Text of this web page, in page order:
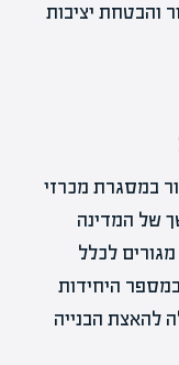
והבטחת יציבות
2,500 יחידות דיור במסגרת מכרזי
של המדינה
לכלל
היחידות
להאצת הבנייה